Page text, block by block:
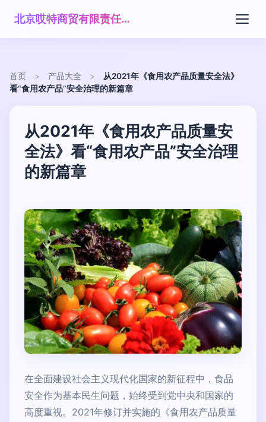
北京哎特商贸有限责任公司
首页 > 产品大全 >
从2021年《食用农产品质量安全法》
看“食用农产品”安全治理的新篇章
从2021年《食用农产品质量安
全法》看“食用农产品”安全治理
的新篇章
在全面建设社会主义现代化国家的新征程中，食品
安全作为基本民生问题，始终受到党中央和国家的
高度重视。2021年修订并实施的《食用农产品质量